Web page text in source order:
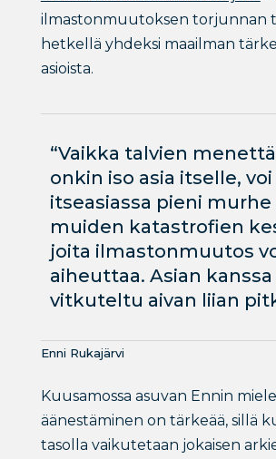
ilmastonmuutoksen torjunnan
hetkellä yhdeksi maailman
asioista.
“Vaikka talvien
onkin iso asia itselle, voi
itseasiassa pieni
muiden katastrofien
joita ilmastonmuutos
aiheuttaa. Asian
vitkuteltu aivan liian
Enni Rukajärvi
Kuusamossa asuvan Ennin
äänestäminen on tärkeää, sillä
tasolla vaikutetaan jokaisen